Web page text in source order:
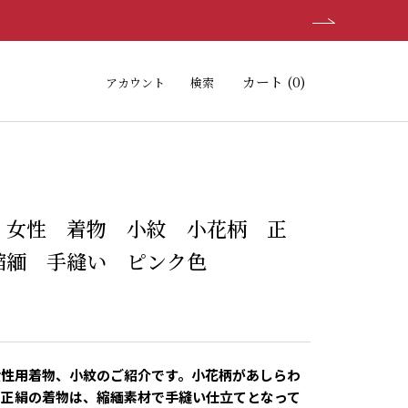
アカウント 検索 カート (0)
性 着物 小紋 小花柄 正
手縫い ピンク色
用着物、小紋のご紹介です。小花柄があしらわ
絹の着物は、縮緬素材で手縫い仕立てとなって